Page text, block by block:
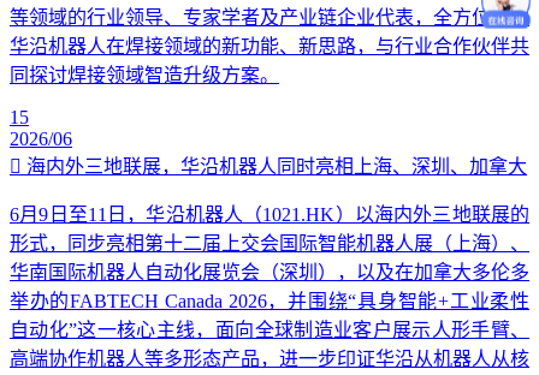
等领域的行业领导、专家学者及产业链企业代表，全方位讲解
华沿机器人在焊接领域的新功能、新思路，与行业合作伙伴共
同探讨焊接领域智造升级方案。
15
2026/06
海内外三地联展，华沿机器人同时亮相上海、深圳、加拿大
6月9日至11日，华沿机器人（1021.HK）以海内外三地联展的
形式，同步亮相第十二届上交会国际智能机器人展（上海）、
华南国际机器人自动化展览会（深圳），以及在加拿大多伦多
举办的FABTECH Canada 2026，并围绕“具身智能+工业柔性
自动化”这一核心主线，面向全球制造业客户展示人形手臂、
高端协作机器人等多形态产品，进一步印证华沿从机器人从核